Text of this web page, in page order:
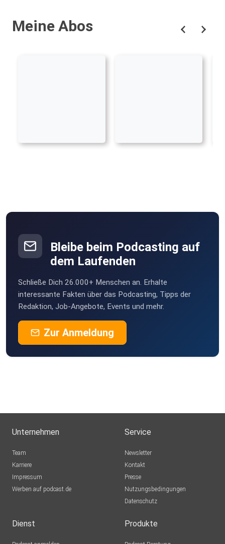
Meine Abos
Bleibe beim Podcasting auf
dem Laufenden
Schließe Dich 26.000+ Menschen an. Erhalte
interessante Fakten über das Podcasting, Tipps der
Redaktion, Job-Angebote, Events und mehr.
Zur Anmeldung
Unternehmen
Team
Karriere
Impressum
Werben auf podcast.de
Service
Newsletter
Kontakt
Presse
Nutzungsbedingungen
Datenschutz
Dienst Produkte